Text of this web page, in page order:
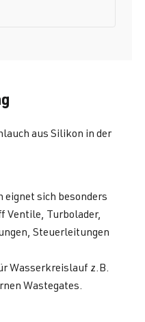
aus Silikon in der
sich besonders
Ventile, Turbolader,
Steuerleitungen
Wasserkreislauf z.B.
Wastegates.